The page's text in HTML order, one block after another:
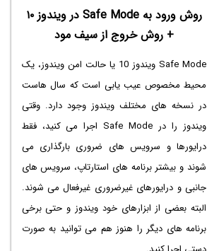
روش ورود به Safe Mode در ویندوز ۱۰
+ روش خروج از سیف مود
Safe Mode ویندوز 10 یا حالت امن ویندوز، یک
محیط مخصوص عیب یابی است که سال هاست
در نسخه های مختلف ویندوز وجود دارد. وقتی
ویندوز را در Safe Mode اجرا می کنید، فقط
درایورها و سرویس های ضروری بارگذاری می
شوند و بیشتر برنامه های استارتاپ، سرویس های
جانبی و درایورهای غیرضروری غیرفعال می شوند.
البته بعضی از ابزارهای خود ویندوز و حتی برخی
برنامه های دیگر را هنوز هم می توانید به صورت